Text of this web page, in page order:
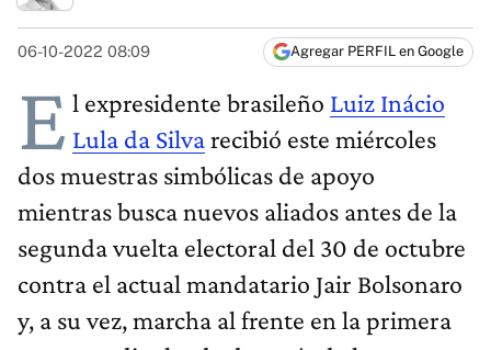
06-10-2022 08:09 Agregar PERFIL en Google
E l expresidente brasileño Luiz Inácio
Lula da Silvarecibió este miércoles
dos muestras simbólicas de apoyo
mientras busca nuevos aliados antes de la
segunda vuelta electoral del 30 de octubre
contra el actual mandatario Jair Bolsonaro
y, a su vez, marcha al frente en la primera